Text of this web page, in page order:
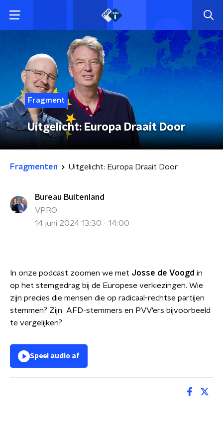
Fragment
Uitgelicht: Europa Draait Door
Fragmenten Uitgelicht: Europa Draait Door
Bureau Buitenland
VPRO
14 juni 2024 13:30 - 14:00
In onze podcast zoomen we met Josse de Voogd in
op het stemgedrag bij de Europese verkiezingen. Wie
zijn precies die mensen die op radicaal-rechtse partijen
stemmen? Zijn AFD-stemmers en PVV'ers bijvoorbeeld
te vergelijken?
Speel audio af